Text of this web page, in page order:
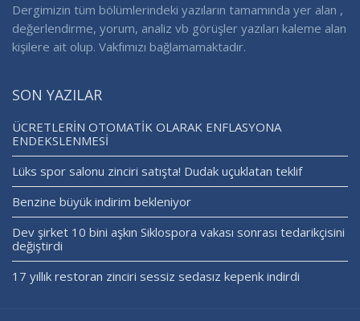
Dergimizin tüm bölümlerindeki yazıların tamamında yer alan ,
değerlendirme, yorum, analiz vb görüşler yazıları kaleme alan
kişilere ait olup. Vakfımızı bağlamamaktadır.
SON YAZILAR
ÜCRETLERİN OTOMATİK OLARAK ENFLASYONA
ENDEKSLENMESİ
Lüks spor salonu zinciri satışta! Dudak uçuklatan teklif
Benzine büyük indirim bekleniyor
Dev şirket 10 bini aşkın Siklospora vakası sonrası tedarikçisini
değiştirdi
17 yıllık restoran zinciri sessiz sedasız kepenk indirdi